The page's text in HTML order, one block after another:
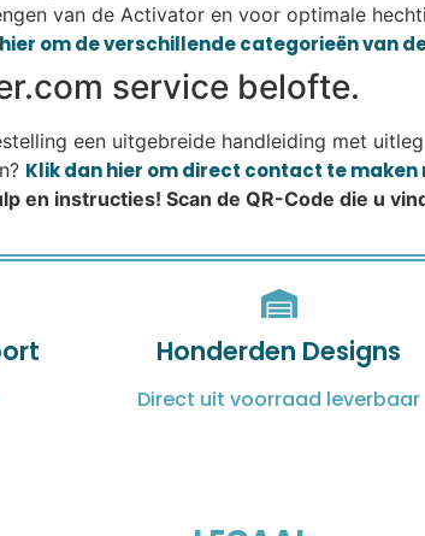
van de Activator en voor optimale
om de verschillende categorieën van
service belofte.
een uitgebreide handleiding met
Klik dan hier om direct contact te
en instructies! Scan de QR-Code die u
Honderden Designs
Direct uit voorraad leverbaar